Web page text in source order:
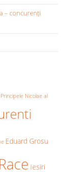
– concurenți
Principele Nicolae al
Eduard Grosu
Iesiri